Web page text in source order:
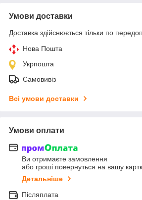
Умови доставки
Доставка здійснюється тільки по
Нова Пошта
Укрпошта
Самовивіз
Всі умови доставки
Умови оплати
Ви отримаєте замовлення
або гроші повернуться на вашу
Детальніше
Післяплата